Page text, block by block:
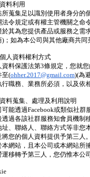
料利用
所蒐集足以識別使用者身分的
法令規定或有權主管機關之命
於其為您提供產品或服務之需
)；如為本公司與其他廠商共
人資料權利方式
資料保護法第3條規定，您就
至(ohher.2017@gmail.com)(為
行職務、業務所必須，以及依
料蒐集、處理及利用說明
可能透過Facebook或類似社
透過各該社群服務知會員機制
址、聯絡人、聯絡方式等非您
將您的個人資料提供予第三人
本網站，且本公司或本網站所
運移轉予第三人，您仍惟本公